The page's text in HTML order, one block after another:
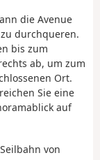
die Avenue
durchqueren.
bis zum
ab, um zum
Ort.
Sie eine
auf
von